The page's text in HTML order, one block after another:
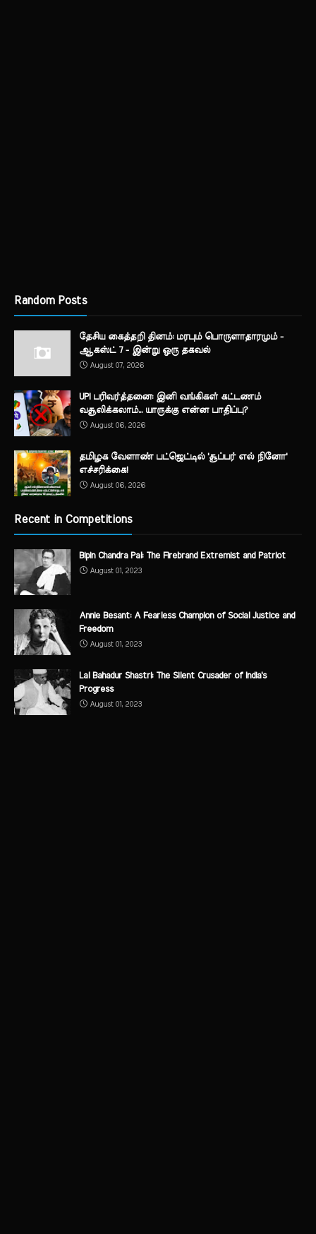
Random Posts
தேசிய கைத்தறி தினம்: மரபும் பொருளாதாரமும் -
ஆகஸ்ட் 7 - இன்று ஒரு தகவல்
August 07, 2026
UPI பரிவர்த்தனை: இனி வங்கிகள் கட்டணம்
வசூலிக்கலாம்... யாருக்கு என்ன பாதிப்பு?
August 06, 2026
தமிழக வேளாண் பட்ஜெட்டில் 'சூப்பர் எல் நினோ'
எச்சரிக்கை!
August 06, 2026
Recent in Competitions
Bipin Chandra Pal: The Firebrand Extremist and Patriot
August 01, 2023
Annie Besant: A Fearless Champion of Social Justice and
Freedom
August 01, 2023
Lal Bahadur Shastri: The Silent Crusader of India's
Progress
August 01, 2023